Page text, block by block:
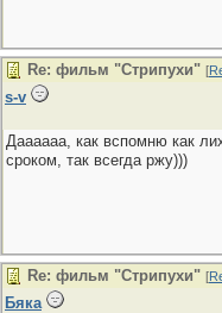
Re: фильм "Стрипухи" [
s-v
Даааааа, как вспомню как
сроком, так всегда ржу)))
Re: фильм "Стрипухи" [
Бяка